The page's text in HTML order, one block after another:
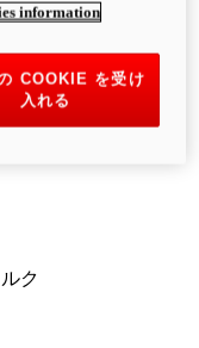
ク
燃料を除く）
ク
information
COOKIE を受け
入れる